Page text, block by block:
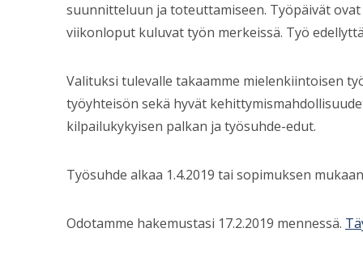
suunnitteluun ja toteuttamiseen. Työpäivät
viikonloput kuluvat työn merkeissä. Työ
Valituksi tulevalle takaamme mielenkiintoisen
työyhteisön sekä hyvät
kilpailukykyisen palkan ja työsuhde-edut.
Työsuhde alkaa 1.4.2019 tai sopimuksen
Odotamme hakemustasi 17.2.2019 mennessä.